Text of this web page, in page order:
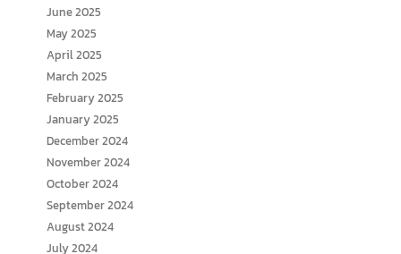
June 2025
May 2025
April 2025
March 2025
February 2025
January 2025
December 2024
November 2024
October 2024
September 2024
August 2024
July 2024